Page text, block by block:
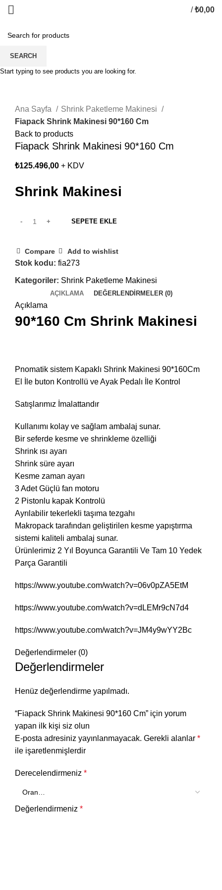
/ ₺0,00
Ana Sayfa
Shrink Paketleme Makinesi
Fiapack Shrink Makinesi 90*160 Cm
Back to products
Fiapack Shrink Makinesi 90*160 Cm
₺125.496,00 + KDV
Shrink Makinesi
SEPETE EKLE
Compare Add to wishlist
Stok kodu: fia273
Kategoriler: Shrink Paketleme Makinesi
AÇIKLAMA DEĞERLENDIRMELER (0)
Açıklama
90*160 Cm Shrink Makinesi
Pnomatik sistem Kapaklı Shrink Makinesi 90*160Cm
El İle buton Kontrollü ve Ayak Pedalı İle Kontrol
Satışlarımız İmalattandır
Kullanımı kolay ve sağlam ambalaj sunar.
Bir seferde kesme ve shrinkleme özelliği
Shrink ısı ayarı
Shrink süre ayarı
Kesme zaman ayarı
3 Adet Güçlü fan motoru
2 Pistonlu kapak Kontrolü
Ayrılabilir tekerlekli taşıma tezgahı
Makropack tarafından geliştirilen kesme yapıştırma
sistemi kaliteli ambalaj sunar.
Ürünlerimiz 2 Yıl Boyunca Garantili Ve Tam 10 Yedek
Parça Garantili
https://www.youtube.com/watch?v=06v0pZA5EtM
https://www.youtube.com/watch?v=dLEMr9cN7d4
https://www.youtube.com/watch?v=JM4y9wYY2Bc
Değerlendirmeler (0)
Değerlendirmeler
Henüz değerlendirme yapılmadı.
“Fiapack Shrink Makinesi 90*160 Cm” için yorum
yapan ilk kişi siz olun
E-posta adresiniz yayınlanmayacak. Gerekli alanlar *
ile işaretlenmişlerdir
Derecelendirmeniz *
Değerlendirmeniz *
SEARCH
Start typing to see products you are looking for.